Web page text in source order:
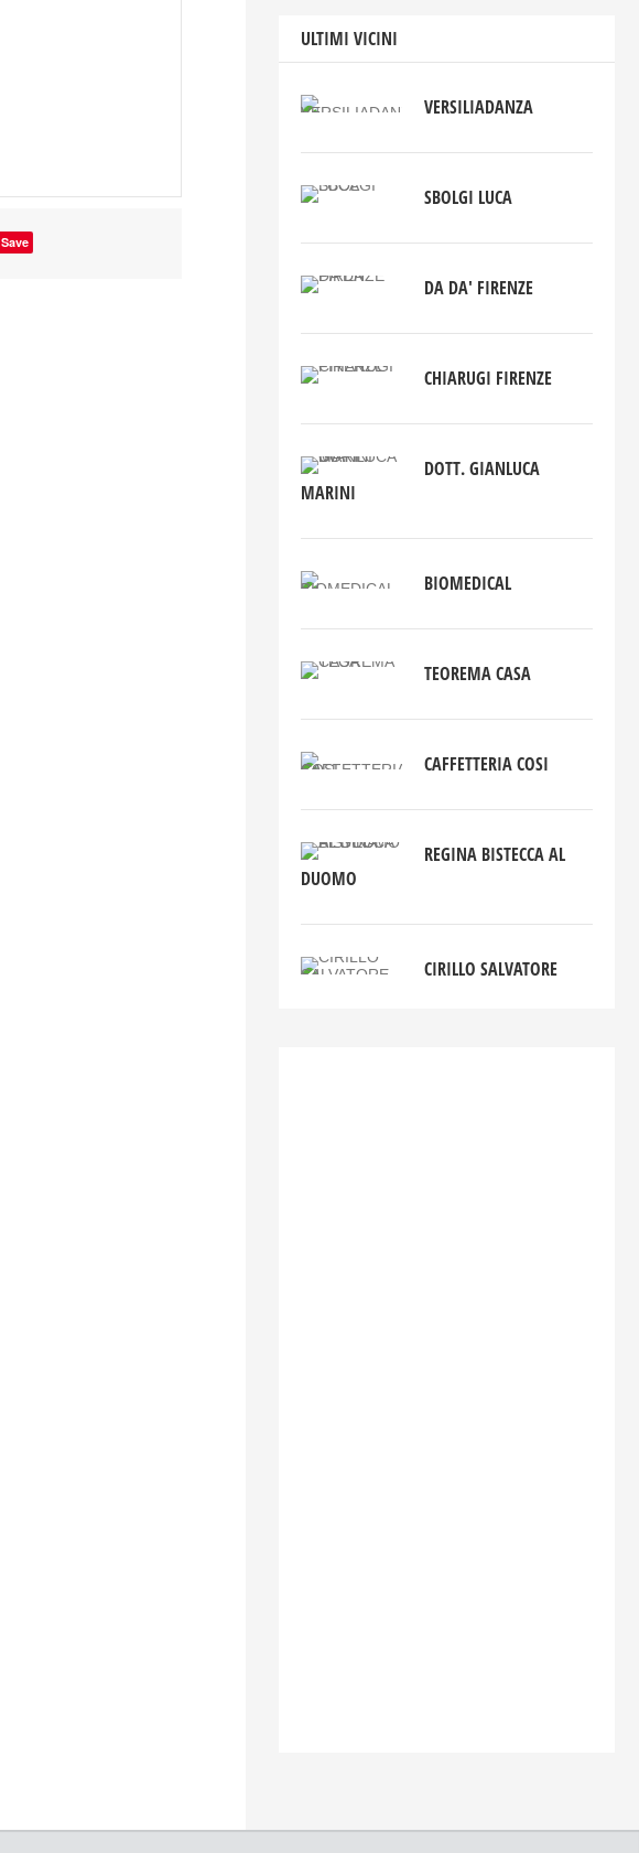
Save
ULTIMI VICINI
VERSILIADANZA
SBOLGI LUCA
DA DA' FIRENZE
CHIARUGI FIRENZE
DOTT. GIANLUCA
MARINI
BIOMEDICAL
TEOREMA CASA
CAFFETTERIA COSI
REGINA BISTECCA AL
DUOMO
CIRILLO SALVATORE